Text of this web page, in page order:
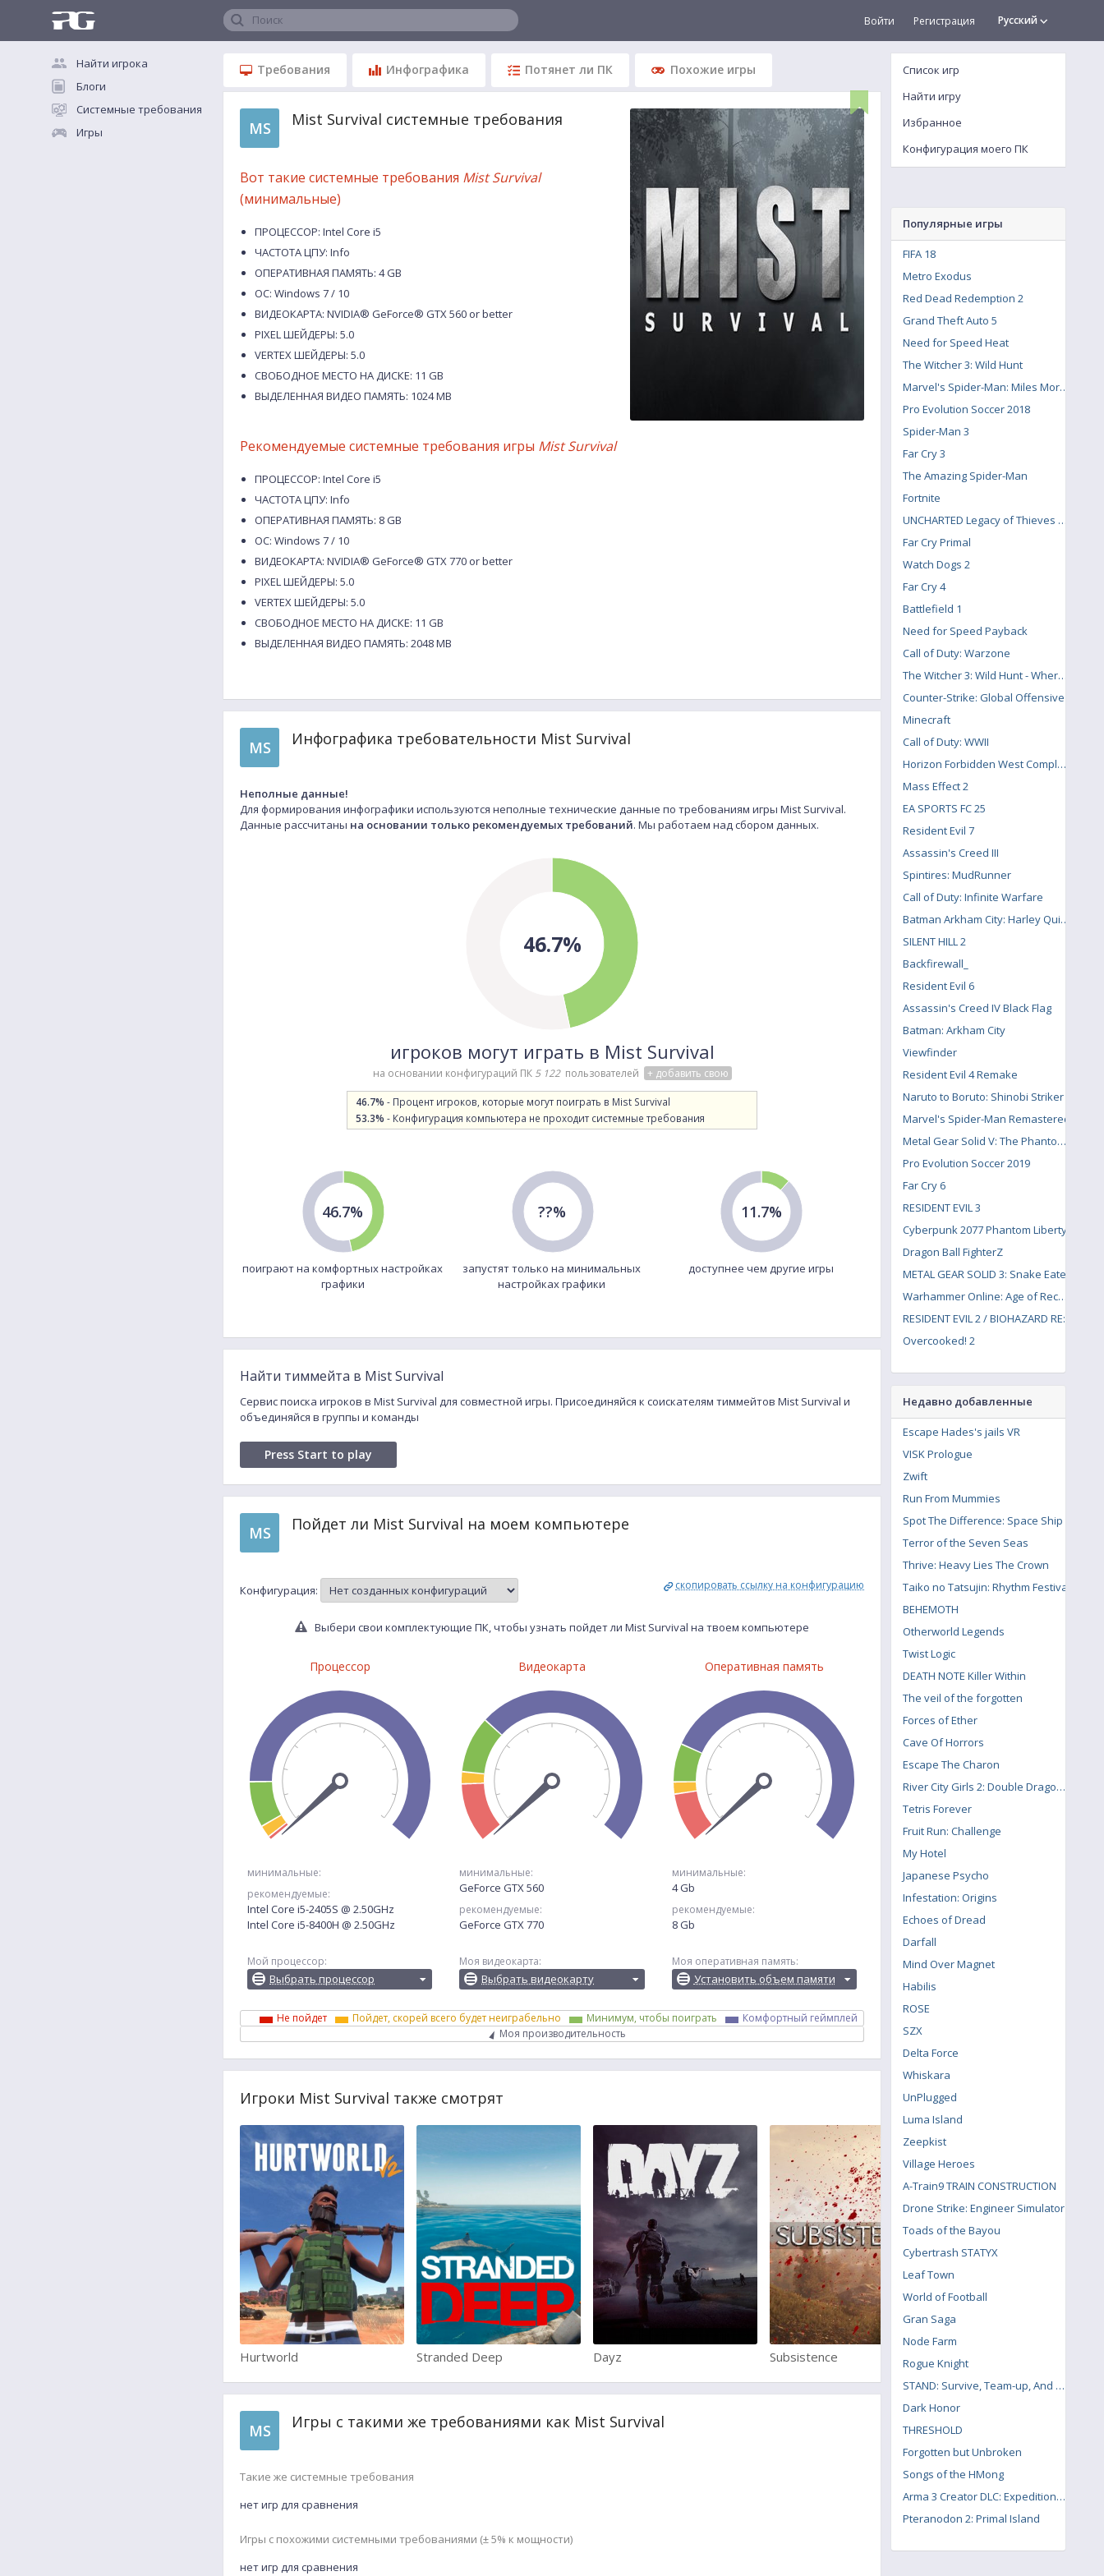
Поиск Русский
Войти Регистрация
Найти игрока
Блоги
Системные требования
Игры
Требования Инфографика Потянет ли ПК Похожие игры
MS Mist Survival системные требования
Вот такие системные требования Mist Survival
(минимальные)
ПРОЦЕССОР: Intel Core i5
ЧАСТОТА ЦПУ: Info
ОПЕРАТИВНАЯ ПАМЯТЬ: 4 GB
ОС: Windows 7 / 10
ВИДЕОКАРТА: NVIDIA® GeForce® GTX 560 or better
PIXEL ШЕЙДЕРЫ: 5.0
VERTEX ШЕЙДЕРЫ: 5.0
СВОБОДНОЕ МЕСТО НА ДИСКЕ: 11 GB
ВЫДЕЛЕННАЯ ВИДЕО ПАМЯТЬ: 1024 MB
Рекомендуемые системные требования игры Mist Survival
ПРОЦЕССОР: Intel Core i5
ЧАСТОТА ЦПУ: Info
ОПЕРАТИВНАЯ ПАМЯТЬ: 8 GB
ОС: Windows 7 / 10
ВИДЕОКАРТА: NVIDIA® GeForce® GTX 770 or better
PIXEL ШЕЙДЕРЫ: 5.0
VERTEX ШЕЙДЕРЫ: 5.0
СВОБОДНОЕ МЕСТО НА ДИСКЕ: 11 GB
ВЫДЕЛЕННАЯ ВИДЕО ПАМЯТЬ: 2048 MB
MS Инфографика требовательности Mist Survival
Неполные данные!
Для формирования инфографики используются неполные технические данные по требованиям игры Mist Survival.
Данные рассчитаны на основании только рекомендуемых требований. Мы работаем над сбором данных.
46.7%
игроков могут играть в Mist Survival
на основании конфигураций ПК 5 122 пользователей + добавить свою
46.7% - Процент игроков, которые могут поиграть в Mist Survival
53.3% - Конфигурация компьютера не проходит системные требования
46.7%
поиграют на комфортных настройках
графики
??%
запустят только на минимальных
настройках графики
11.7%
доступнее чем другие игры
Найти тиммейта в Mist Survival
Сервис поиска игроков в Mist Survival для совместной игры. Присоединяйся к соискателям тиммейтов Mist Survival и
объединяйся в группы и команды
Press Start to play
MS Пойдет ли Mist Survival на моем компьютере
Конфигурация: скопировать ссылку на конфигурацию
Выбери свои комплектующие ПК, чтобы узнать пойдет ли Mist Survival на твоем компьютере
Процессор
минимальные:
рекомендуемые:
Intel Core i5-2405S @ 2.50GHz
Intel Core i5-8400H @ 2.50GHz
Мой процессор:
Выбрать процессор
Видеокарта
минимальные:
GeForce GTX 560
рекомендуемые:
GeForce GTX 770
Моя видеокарта:
Выбрать видеокарту
Оперативная память
минимальные:
4 Gb
рекомендуемые:
8 Gb
Моя оперативная память:
Установить объем памяти
Не пойдет Пойдет, скорей всего будет неиграбельно Минимум, чтобы поиграть
Комфортный геймплей
Моя производительность
Игроки Mist Survival также смотрят
Hurtworld Stranded Deep Dayz Subsistence Grand Theft Auto 5
MS Игры с такими же требованиями как Mist Survival
Такие же системные требования
нет игр для сравнения
Игры с похожими системными требованиями (± 5% к мощности)
нет игр для сравнения
Список игр
Найти игру
Избранное
Конфигурация моего ПК
Популярные игры
FIFA 18
Metro Exodus
Red Dead Redemption 2
Grand Theft Auto 5
Need for Speed Heat
The Witcher 3: Wild Hunt
Marvel's Spider-Man: Miles Morales
Pro Evolution Soccer 2018
Spider-Man 3
Far Cry 3
The Amazing Spider-Man
Fortnite
UNCHARTED Legacy of Thieves Collection
Far Cry Primal
Watch Dogs 2
Far Cry 4
Battlefield 1
Need for Speed Payback
Call of Duty: Warzone
The Witcher 3: Wild Hunt - Where the Cat and Wolf Play
Counter-Strike: Global Offensive
Minecraft
Call of Duty: WWII
Horizon Forbidden West Complete Edition
Mass Effect 2
EA SPORTS FC 25
Resident Evil 7
Assassin's Creed III
Spintires: MudRunner
Call of Duty: Infinite Warfare
Batman Arkham City: Harley Quinn's Revenge
SILENT HILL 2
Backfirewall_
Resident Evil 6
Assassin's Creed IV Black Flag
Batman: Arkham City
Viewfinder
Resident Evil 4 Remake
Naruto to Boruto: Shinobi Striker
Marvel's Spider-Man Remastered
Metal Gear Solid V: The Phantom Pain
Pro Evolution Soccer 2019
Far Cry 6
RESIDENT EVIL 3
Cyberpunk 2077 Phantom Liberty
Dragon Ball FighterZ
METAL GEAR SOLID 3: Snake Eater
Warhammer Online: Age of Reckoning
RESIDENT EVIL 2 / BIOHAZARD RE:2
Overcooked! 2
Недавно добавленные
Escape Hades's jails VR
VISK Prologue
Zwift
Run From Mummies
Spot The Difference: Space Ship
Terror of the Seven Seas
Thrive: Heavy Lies The Crown
Taiko no Tatsujin: Rhythm Festival
BEHEMOTH
Otherworld Legends
Twist Logic
DEATH NOTE Killer Within
The veil of the forgotten
Forces of Ether
Cave Of Horrors
Escape The Charon
River City Girls 2: Double Dragon DLC
Tetris Forever
Fruit Run: Challenge
My Hotel
Japanese Psycho
Infestation: Origins
Echoes of Dread
Darfall
Mind Over Magnet
Habilis
ROSE
SZX
Delta Force
Whiskara
UnPlugged
Luma Island
Zeepkist
Village Heroes
A-Train9 TRAIN CONSTRUCTION
Drone Strike: Engineer Simulator
Toads of the Bayou
Cybertrash STATYX
Leaf Town
World of Football
Gran Saga
Node Farm
Rogue Knight
STAND: Survive, Team-up, And Never Die
Dark Honor
THRESHOLD
Forgotten but Unbroken
Songs of the HMong
Arma 3 Creator DLC: Expeditionary Forces
Pteranodon 2: Primal Island